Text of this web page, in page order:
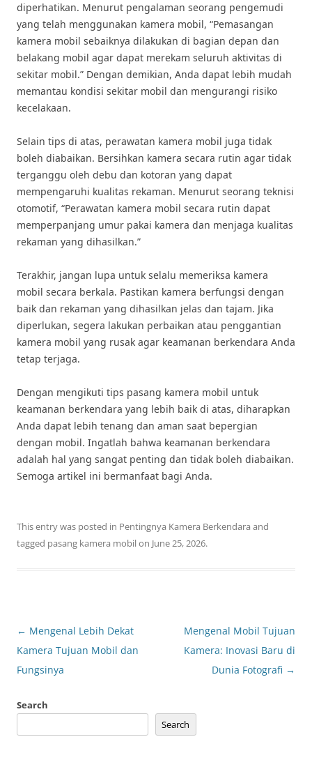
diperhatikan. Menurut pengalaman seorang pengemudi
yang telah menggunakan kamera mobil, “Pemasangan
kamera mobil sebaiknya dilakukan di bagian depan dan
belakang mobil agar dapat merekam seluruh aktivitas di
sekitar mobil.” Dengan demikian, Anda dapat lebih mudah
memantau kondisi sekitar mobil dan mengurangi risiko
kecelakaan.
Selain tips di atas, perawatan kamera mobil juga tidak
boleh diabaikan. Bersihkan kamera secara rutin agar tidak
terganggu oleh debu dan kotoran yang dapat
mempengaruhi kualitas rekaman. Menurut seorang teknisi
otomotif, “Perawatan kamera mobil secara rutin dapat
memperpanjang umur pakai kamera dan menjaga kualitas
rekaman yang dihasilkan.”
Terakhir, jangan lupa untuk selalu memeriksa kamera
mobil secara berkala. Pastikan kamera berfungsi dengan
baik dan rekaman yang dihasilkan jelas dan tajam. Jika
diperlukan, segera lakukan perbaikan atau penggantian
kamera mobil yang rusak agar keamanan berkendara Anda
tetap terjaga.
Dengan mengikuti tips pasang kamera mobil untuk
keamanan berkendara yang lebih baik di atas, diharapkan
Anda dapat lebih tenang dan aman saat bepergian
dengan mobil. Ingatlah bahwa keamanan berkendara
adalah hal yang sangat penting dan tidak boleh diabaikan.
Semoga artikel ini bermanfaat bagi Anda.
This entry was posted in Pentingnya Kamera Berkendara and
tagged pasang kamera mobilon June 25, 2026.
Post
navigation
← Mengenal Lebih Dekat
Kamera Tujuan Mobil dan
Fungsinya
Mengenal Mobil Tujuan
Kamera: Inovasi Baru di
Dunia Fotografi →
Search
Search